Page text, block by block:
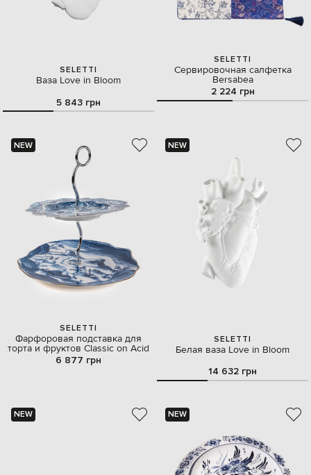
SELETTI
Ваза Love in Bloom
5 843 грн
SELETTI
Сервировочная салфетка
Bersabea
2 224 грн
NEW
SELETTI
Фарфоровая подставка для
торта и фруктов Classic on Acid
6 877 грн
NEW
SELETTI
Белая ваза Love in Bloom
14 632 грн
NEW NEW